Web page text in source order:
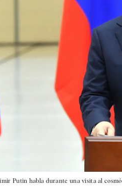
Putin habla durante una visita al